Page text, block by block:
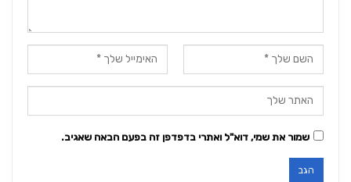
שמור את שמי, דוא"ל ואתרי בדפדפן זה בפעם הבאה שאגיב.